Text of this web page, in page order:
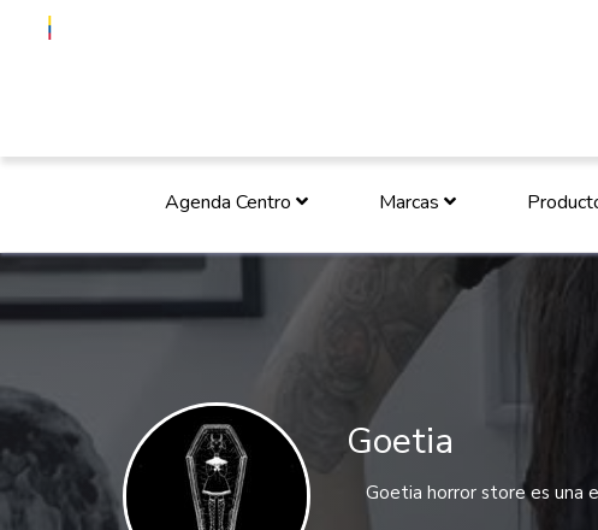
Agenda Centro Marcas
Goetia
Goetia horror store es una